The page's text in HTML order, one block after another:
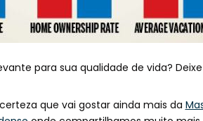
para sua qualidade de vida?
que vai gostar ainda mais da